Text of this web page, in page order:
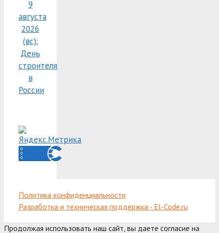
9
августа
2026
(вс):
День
строителя
в
России
Политика конфиденциальности
Разработка и техническая поддержка - El-Code.ru
Продолжая использовать наш сайт, вы даете согласие на